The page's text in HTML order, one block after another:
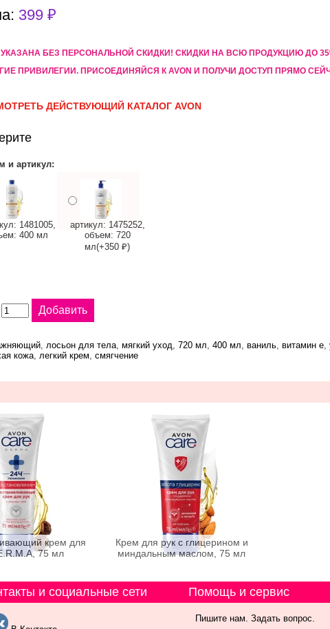
399 ₽
УКАЗАНА БЕЗ ПЕРСОНАЛЬНОЙ СКИДКИ! CКИДКИ НА ВСЮ ПРОДУКЦИЮ ДО
ПРИВИЛЕГИИ. ПРИСОЕДИНЯЙСЯ К AVON И ПОЛУЧИ ДОСТУП ПРЯМО
ДЕЙСТВУЮЩИЙ КАТАЛОГ AVON
и артикул:
1481005,
400 мл
артикул: 1475252,
объем: 720
мл(+350 ₽)
, лосьон для тела, мягкий уход, 720 мл, 400 мл, ваниль, витамин е,
кожа, легкий крем, смягчение
крем для
75 мл
Крем для рук с глицерином и
миндальным маслом, 75 мл
и социальные сети Помощь и сервис
Пишите нам. Задать вопрос.